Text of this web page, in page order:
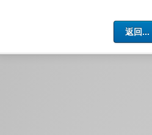
返回...